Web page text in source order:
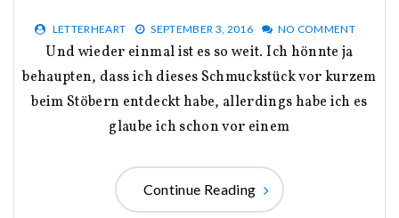
LETTERHEART SEPTEMBER 3, 2016 NO COMMENT
Und wieder einmal ist es so weit. Ich hönnte ja
behaupten, dass ich dieses Schmuckstück vor kurzem
beim Stöbern entdeckt habe, allerdings habe ich es
glaube ich schon vor einem
Continue Reading